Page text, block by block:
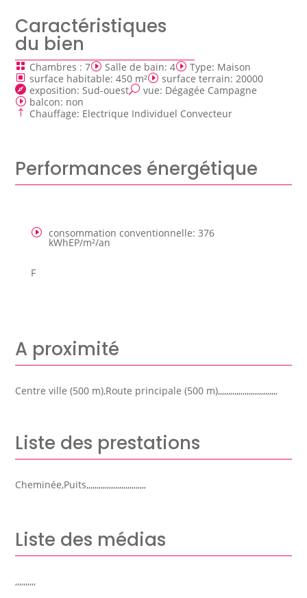
Caractéristiques
du bien
Chambres :7 Salle de bain:4 Type: Maison
surface habitable:450 m² surface terrain: 20000
exposition: Sud-ouest vue: Dégagée Campagne
balcon: non
Chauffage: Electrique Individuel Convecteur
Performances énergétique
consommation conventionnelle: 376
kWhEP/m²/an
F
A proximité
Centre ville (500 m),Route principale (500 m),,,,,,,,,,,,,,,,,,,,,,,,,,,,,
Liste des prestations
Cheminée,Puits,,,,,,,,,,,,,,,,,,,,,,,,,,,,,
Liste des médias
,,,,,,,,,,